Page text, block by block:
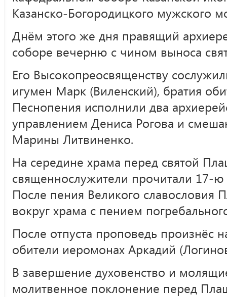
Казанско-Богородицкого мужского
Днём этого же дня правящий
соборе вечерню с чином выноса
Его Высокопреосвященству
игумен Марк (Виленский), братия
Песнопения исполнили два
управлением Дениса Рогова и
Марины Литвиненко.
На середине храма перед святой
священнослужители прочитали 17-
После пения Великого славословия
вокруг храма с пением
После отпуста проповедь произнёс
обители иеромонах Аркадий
В завершение духовенство и
молитвенное поклонение перед